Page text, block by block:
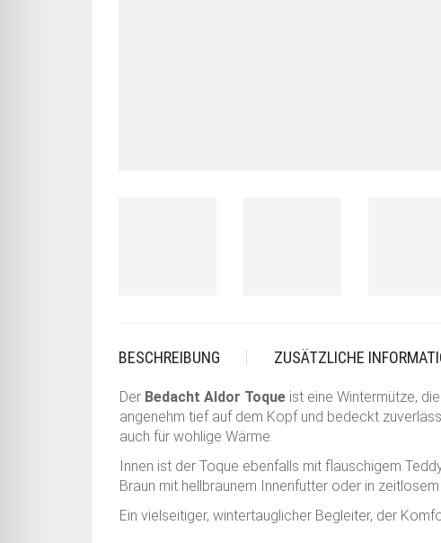
BESCHREIBUNG ZUSÄTZLICHE
Der Bedacht Aldor Toque ist eine Wintermütze,
angenehm tief auf dem Kopf und bedeckt
auch für wohlige Wärme.
Innen ist der Toque ebenfalls mit flauschigem
Braun mit hellbraunem Innenfutter oder in
Ein vielseitiger, wintertauglicher Begleiter, der